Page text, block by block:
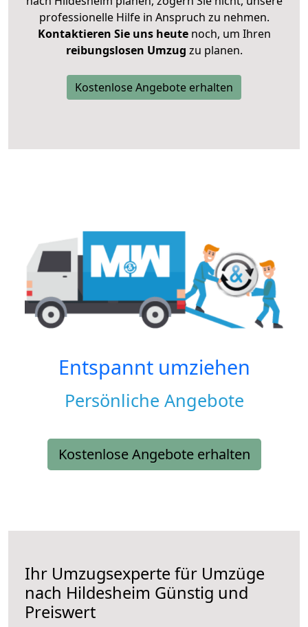
professionelle Hilfe in Anspruch zu nehmen.
Kontaktieren Sie uns heutenoch, um Ihren
reibungslosen Umzug zu planen.
Kostenlose Angebote erhalten
Entspannt umziehen
Persönliche Angebote
Kostenlose Angebote erhalten
Ihr Umzugsexperte für Umzüge
nach Hildesheim Günstig und
Preiswert